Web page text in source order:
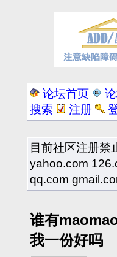
论坛首页
搜索
注册
目前社区注册禁
yahoo.com
qq.com
谁有
我一份好吗